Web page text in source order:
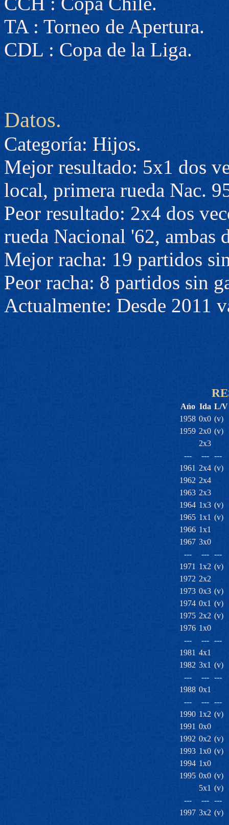
TA : Torneo de Apertura.
CDL : Copa de la Liga.
Datos.
Categoría: Hijos.
Mejor resultado: 5x1 dos
local, primera rueda Nac.
Peor resultado: 2x4 dos
rueda Nacional '62, ambas
Mejor racha: 19 partidos
Peor racha: 8 partidos sin
Actualmente: Desde 2011
Ańo Ida L/V
1958 0x0 (v)
1959 2x0 (v)
2x3
---
---
---
1961 2x4 (v)
1962 2x4
1963 2x3
1964 1x3 (v)
1965 1x1 (v)
1966 1x1
1967 3x0
---
---
---
1971 1x2 (v)
1972 2x2
1973 0x3 (v)
1974 0x1 (v)
1975 2x2 (v)
1976 1x0
---
---
---
1981 4x1
1982 3x1 (v)
---
---
---
1988 0x1
---
---
---
1990 1x2 (v)
1991 0x0
1992 0x2 (v)
1993 1x0 (v)
1994 1x0
1995 0x0 (v)
5x1 (v)
---
---
---
1997 3x2 (v)